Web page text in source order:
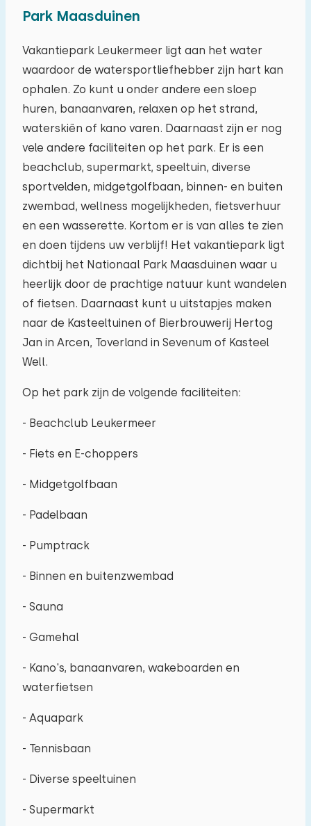
Park Maasduinen
Vakantiepark Leukermeer ligt aan het water
waardoor de watersportliefhebber zijn hart kan
ophalen. Zo kunt u onder andere een sloep
huren, banaanvaren, relaxen op het strand,
waterskiën of kano varen. Daarnaast zijn er nog
vele andere faciliteiten op het park. Er is een
beachclub, supermarkt, speeltuin, diverse
sportvelden, midgetgolfbaan, binnen- en buiten
zwembad, wellness mogelijkheden, fietsverhuur
en een wasserette. Kortom er is van alles te zien
en doen tijdens uw verblijf! Het vakantiepark ligt
dichtbij het Nationaal Park Maasduinen waar u
heerlijk door de prachtige natuur kunt wandelen
of fietsen. Daarnaast kunt u uitstapjes maken
naar de Kasteeltuinen of Bierbrouwerij Hertog
Jan in Arcen, Toverland in Sevenum of Kasteel
Well.
Op het park zijn de volgende faciliteiten:
- Beachclub Leukermeer
- Fiets en E-choppers
- Midgetgolfbaan
- Padelbaan
- Pumptrack
- Binnen en buitenzwembad
- Sauna
- Gamehal
- Kano's, banaanvaren, wakeboarden en
waterfietsen
- Aquapark
- Tennisbaan
- Diverse speeltuinen
- Supermarkt
ma di wo
27 28 29 30 31 01 02
03 04 05 06 07 08
10 11 12 13 14 15 16
17 18 19 20 21 22
24 25 26 27 28 29 30
31 01 02 03 04 05 06